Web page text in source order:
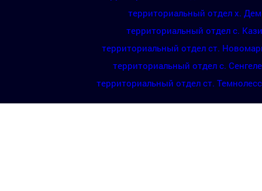
территориальный отдел х.
территориальный отдел с.
территориальный отдел ст.
территориальный отдел с.
территориальный отдел ст.